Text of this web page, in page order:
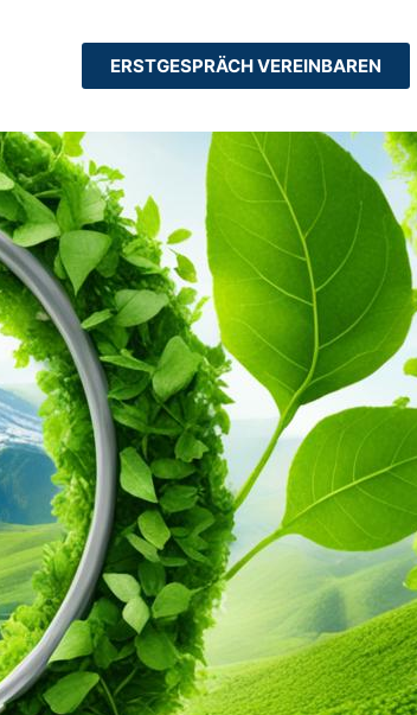
ERSTGESPRÄCH VEREINBAREN